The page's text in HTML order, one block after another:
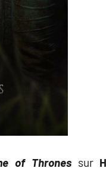
of Thronessur